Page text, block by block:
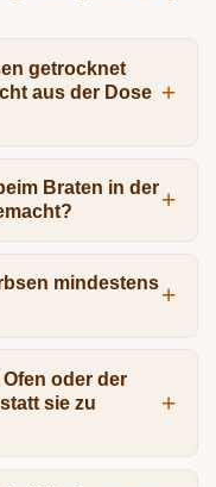
getrocknet
aus der Dose
Braten in der
mindestens
oder der
sie zu